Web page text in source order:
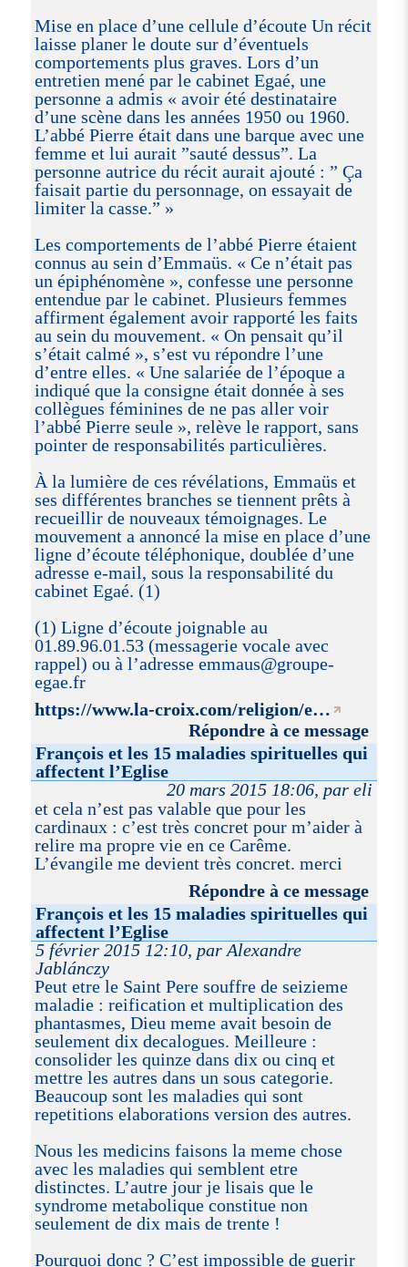
Mise en place d’une cellule d’écoute Un récit
laisse planer le doute sur d’éventuels
comportements plus graves. Lors d’un
entretien mené par le cabinet Egaé, une
personne a admis « avoir été destinataire
d’une scène dans les années 1950 ou 1960.
L’abbé Pierre était dans une barque avec une
femme et lui aurait ”sauté dessus”. La
personne autrice du récit aurait ajouté : ” Ça
faisait partie du personnage, on essayait de
limiter la casse.” »
Les comportements de l’abbé Pierre étaient
connus au sein d’Emmaüs. « Ce n’était pas
un épiphénomène », confesse une personne
entendue par le cabinet. Plusieurs femmes
affirment également avoir rapporté les faits
au sein du mouvement. « On pensait qu’il
s’était calmé », s’est vu répondre l’une
d’entre elles. « Une salariée de l’époque a
indiqué que la consigne était donnée à ses
collègues féminines de ne pas aller voir
l’abbé Pierre seule », relève le rapport, sans
pointer de responsabilités particulières.
À la lumière de ces révélations, Emmaüs et
ses différentes branches se tiennent prêts à
recueillir de nouveaux témoignages. Le
mouvement a annoncé la mise en place d’une
ligne d’écoute téléphonique, doublée d’une
adresse e-mail, sous la responsabilité du
cabinet Egaé. (1)
(1) Ligne d’écoute joignable au
01.89.96.01.53 (messagerie vocale avec
rappel) ou à l’adresse emmaus@groupe-
egae.fr
https://www.la-croix.com/religion/e…
Répondre à ce message
François et les 15 maladies spirituelles qui
affectent l’Eglise
20 mars 2015 18:06, par eli
et cela n’est pas valable que pour les
cardinaux : c’est très concret pour m’aider à
relire ma propre vie en ce Carême.
L’évangile me devient très concret. merci
Répondre à ce message
François et les 15 maladies spirituelles qui
affectent l’Eglise
5 février 2015 12:10, par Alexandre
Jablánczy
Peut etre le Saint Pere souffre de seizieme
maladie : reification et multiplication des
phantasmes, Dieu meme avait besoin de
seulement dix decalogues. Meilleure :
consolider les quinze dans dix ou cinq et
mettre les autres dans un sous categorie.
Beaucoup sont les maladies qui sont
repetitions elaborations version des autres.
Nous les medicins faisons la meme chose
avec les maladies qui semblent etre
distinctes. L’autre jour je lisais que le
syndrome metabolique constitue non
seulement de dix mais de trente !
Pourquoi donc ? C’est impossible de guerir